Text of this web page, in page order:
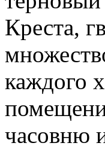
Креста,
каждого
часовню